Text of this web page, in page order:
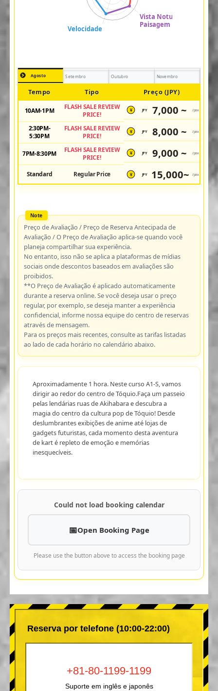
Agosto Setembro Outubro Novembro
Tempo Tipo Preço (JPY)
10AM-1PM
FLASH SALE REVIEW
PRICE!
¥ JPY 7,000 ~ /pax
2:30PM-
5:30PM
FLASH SALE REVIEW
PRICE!
¥ JPY 8,000 ~ /pax
7PM-8:30PM
FLASH SALE REVIEW
PRICE!
¥ JPY 9,000 ~ /pax
Standard Regular Price ¥ JPY 15,000~ /pax
Preço de Avaliação / Preço de Reserva Antecipada de
Avaliação / O Preço de Avaliação aplica-se quando você
planeja compartilhar sua experiência.
No entanto, isso não se aplica a plataformas de mídias
sociais onde descontos baseados em avaliações são
proibidos.
**O Preço de Avaliação é aplicado automaticamente
durante a reserva online. Se você deseja usar o preço
regular, por exemplo, se deseja manter a experiência
confidencial, informe nossa equipe do centro de reservas
através de mensagem.
Para os preços mais recentes, consulte as tarifas listadas
ao lado de cada horário no calendário abaixo.
Aproximadamente 1 hora. Neste curso A1-S, vamos
dirigir ao redor do centro de Tóquio.Faça um passeio
pelas lendárias ruas de Akihabara e descubra a
magia do centro da cultura pop de Tóquio! Desde
deslumbrantes exibições de anime até lojas de
gadgets futuristas, cada momento desta aventura
de kart é repleto de emoção e memórias
inesquecíveis.
Could not load booking calendar
Open Booking Page
Please use the button above to access the booking page
Reserva por telefone (10:00-22:00)
+81-80-1199-1199
Suporte em inglês e japonês